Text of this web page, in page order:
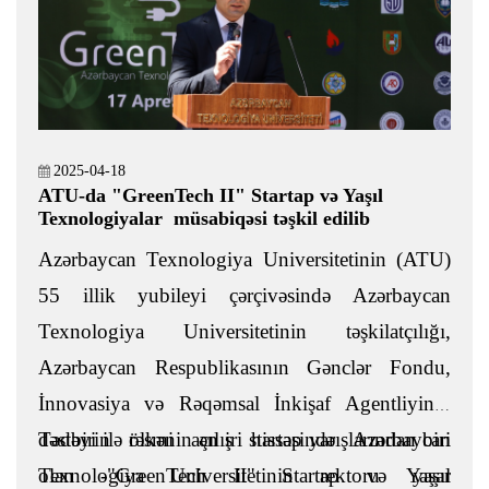
2025-04-18
ATU-da "GreenTech II" Startap və Yaşıl
Texnologiyalar müsabiqəsi təşkil edilib
Azərbaycan Texnologiya Universitetinin (ATU)
55 illik yubileyi çərçivəsində Azərbaycan
Texnologiya Universitetinin təşkilatçılığı,
Azərbaycan Respublikasının Gənclər Fondu,
İnnovasiya və Rəqəmsal İnkişaf Agentliyinin
dəstəyi ilə ölkənin ən iri startap yarışlarından biri
olan -"GreenTech II" Startap və yaşıl
Tədbirin rəsmi açılış hissəsində Azərbaycan
Texnologiya Universitetinin rektoru Yaşar